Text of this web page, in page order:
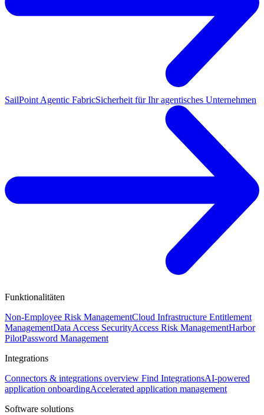
SailPoint Agentic FabricSicherheit für Ihr agentisches Unternehmen
Funktionalitäten
Non-Employee Risk ManagementCloud Infrastructure Entitlement
ManagementData Access SecurityAccess Risk ManagementHarbor
PilotPassword Management
Integrations
Connectors & integrations overview Find IntegrationsAI-powered
application onboardingAccelerated application management
Software solutions